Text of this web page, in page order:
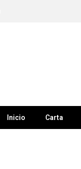
Inicio Carta